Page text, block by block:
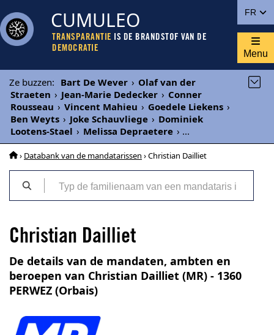
FR
CUMULEO
TRANSPARANTIE IS DE BRANDSTOF VAN DE
DEMOCRATIE
Menu
Ze buzzen: Bart De Wever › Olaf van der
Straeten › Jean-Marie Dedecker › Conner
Rousseau › Vincent Mahieu › Goedele Liekens ›
Ben Weyts › Joke Schauvliege › Dominiek
Lootens-Stael › Melissa Depraetere › ...
› Databank van de mandatarissen › Christian Dailliet
Christian Dailliet
De details van de mandaten, ambten en
beroepen van Christian Dailliet (MR) - 1360
PERWEZ (Orbais)